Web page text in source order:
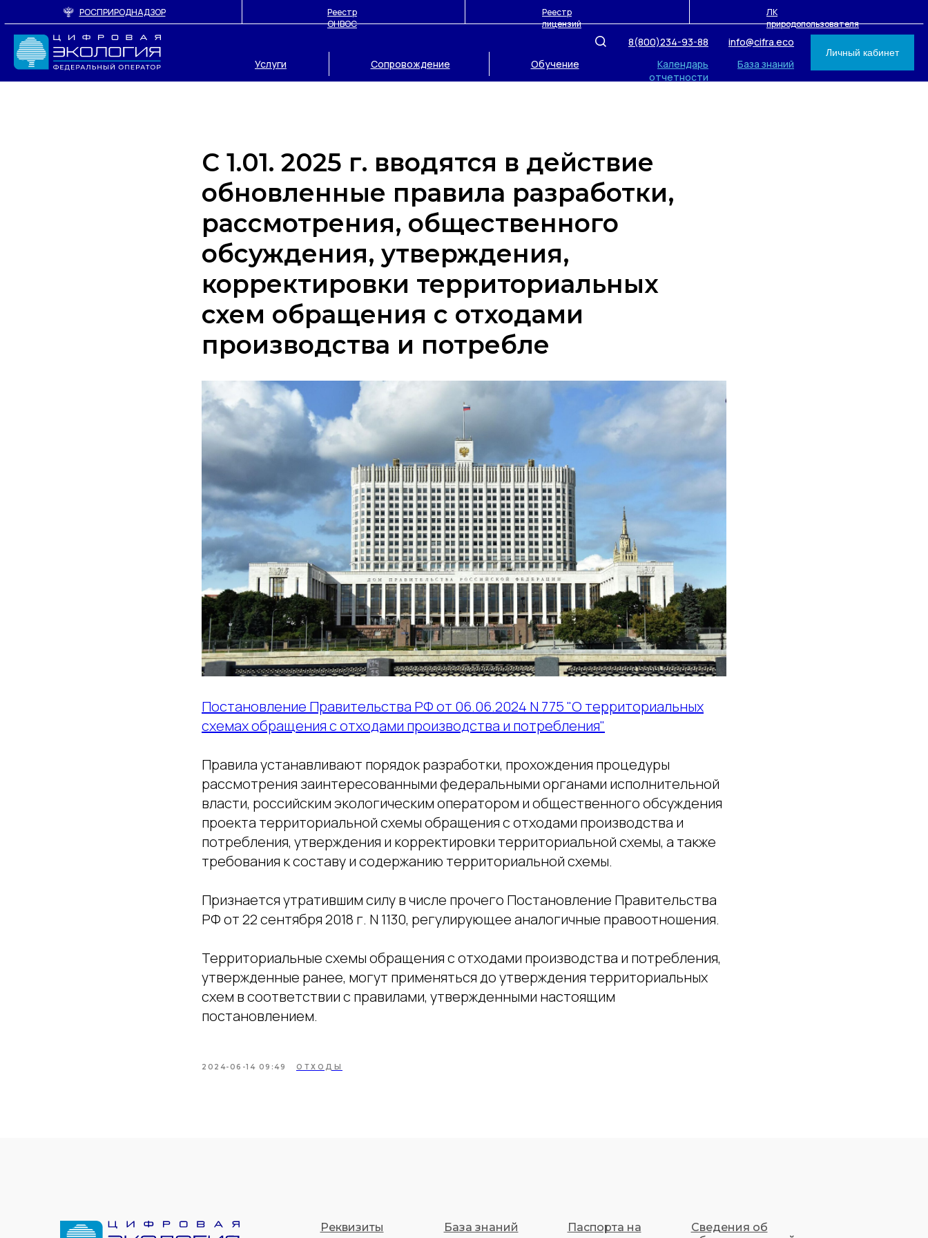
РОСПРИРОДНАДЗОР
Реестр
ОНВОС
Реестр
лицензий
ЛК
природопользователя
info@cifra.eco
Услуги
Сопровождение Обучение База знаний
Личный кабинет
Календарь
отчетности
8(800)234-93-88
С 1.01. 2025 г. вводятся в действие
обновленные правила разработки,
рассмотрения, общественного
обсуждения, утверждения,
корректировки территориальных
схем обращения с отходами
производства и потребле
Постановление Правительства РФ от 06.06.2024 N 775 "О территориальных
схемах обращения с отходами производства и потребления"
Правила устанавливают порядок разработки, прохождения процедуры
рассмотрения заинтересованными федеральными органами исполнительной
власти, российским экологическим оператором и общественного обсуждения
проекта территориальной схемы обращения с отходами производства и
потребления, утверждения и корректировки территориальной схемы, а также
требования к составу и содержанию территориальной схемы.
Признается утратившим силу в числе прочего Постановление Правительства
РФ от 22 сентября 2018 г. N 1130, регулирующее аналогичные правоотношения.
Территориальные схемы обращения с отходами производства и потребления,
утвержденные ранее, могут применяться до утверждения территориальных
схем в соответствии с правилами, утвержденными настоящим
постановлением.
2024-06-14 09:49 ОТХОДЫ
Реквизиты База знаний
Паспорта на
Сведения об